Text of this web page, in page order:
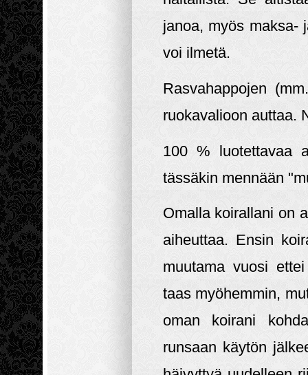
janoa, myös maksa-
voi ilmetä.
Rasvahappojen
ruokavalioon auttaa.
100 % luotettavaa
tässäkin mennään
Omalla koirallani on
aiheuttaa. Ensin
muutama vuosi
taas myöhemmin,
oman koirani
runsaan käytön